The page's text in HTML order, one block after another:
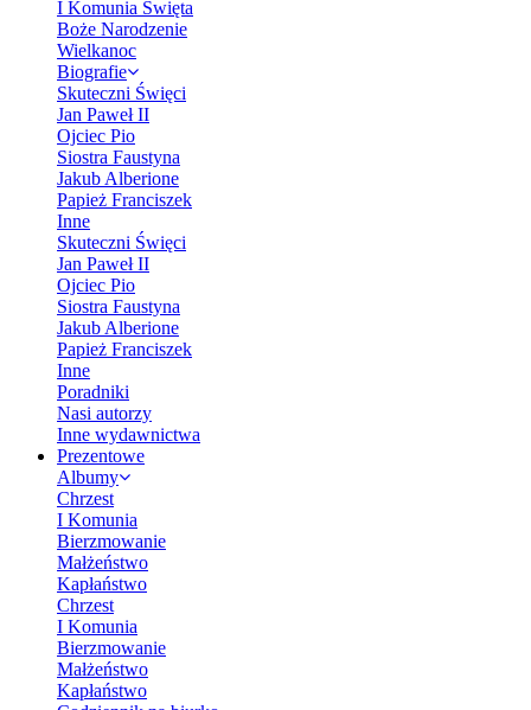
I Komunia Święta
Boże Narodzenie
Wielkanoc
Biografie
Skuteczni Święci
Jan Paweł II
Ojciec Pio
Siostra Faustyna
Jakub Alberione
Papież Franciszek
Inne
Skuteczni Święci
Jan Paweł II
Ojciec Pio
Siostra Faustyna
Jakub Alberione
Papież Franciszek
Inne
Poradniki
Nasi autorzy
Inne wydawnictwa
Prezentowe
Albumy
Chrzest
I Komunia
Bierzmowanie
Małżeństwo
Kapłaństwo
Chrzest
I Komunia
Bierzmowanie
Małżeństwo
Kapłaństwo